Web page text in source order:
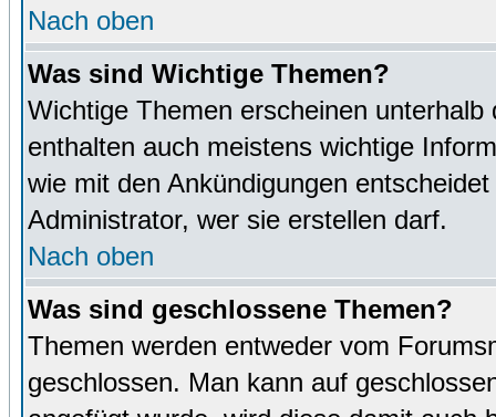
Nach oben
Was sind Wichtige Themen?
Wichtige Themen erscheinen
enthalten auch meistens wichtige
wie mit den Ankündigungen
Administrator, wer sie erstellen darf.
Nach oben
Was sind geschlossene Themen?
Themen werden entweder vom
geschlossen. Man kann auf